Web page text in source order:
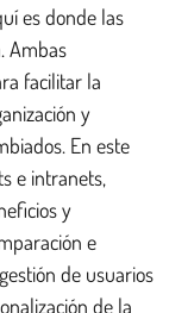
es donde las
Ambas
facilitar la
y
En este
e intranets,
y
e
de usuarios
de la